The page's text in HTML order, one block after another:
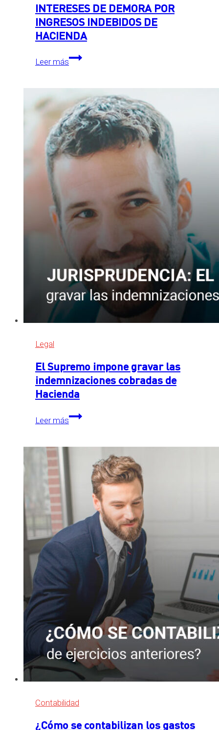
INTERESES DE DEMORA POR
INGRESOS INDEBIDOS DE
HACIENDA
Leer más
INTERESES
DE
INGRESOS
INDEBIDOS
DE
HACIENDA
Legal
El Supremo impone gravar las
indemnizaciones cobradas de
Hacienda
Leer más
El
Supremo
indemnizaciones
cobradas
Hacienda
Contabilidad
¿Cómo se contabilizan los gastos